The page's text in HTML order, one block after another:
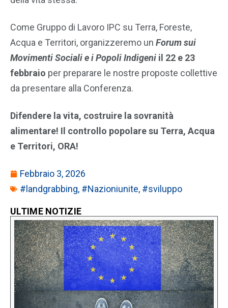
Come Gruppo di Lavoro IPC su Terra, Foreste,
Acqua e Territori, organizzeremo un Forum sui
Movimenti Sociali e i Popoli Indigeni il 22 e 23
febbraio per preparare le nostre proposte collettive
da presentare alla Conferenza.
Difendere la vita, costruire la sovranità
alimentare! Il controllo popolare su Terra, Acqua
e Territori, ORA!
Febbraio 3, 2026
#landgrabbing, #Nazioniunite, #sviluppo
ULTIME NOTIZIE